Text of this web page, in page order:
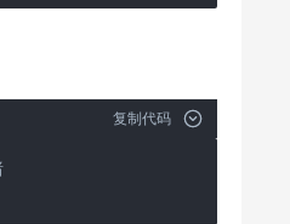
复制代码